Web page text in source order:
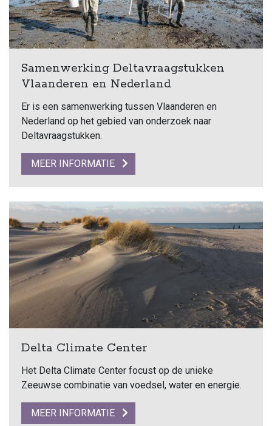
Samenwerking Deltavraagstukken
Vlaanderen en Nederland
Er is een samenwerking tussen Vlaanderen en
Nederland op het gebied van onderzoek naar
Deltavraagstukken.
MEER INFORMATIE
Delta Climate Center
Het Delta Climate Center focust op de unieke
Zeeuwse combinatie van voedsel, water en energie.
MEER INFORMATIE